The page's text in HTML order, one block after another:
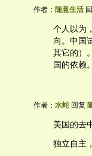
作者： 随意生活
个人以为
向。中国
其它的）
国的依赖
作者： 水蛇 回复
美国的去
独立自主